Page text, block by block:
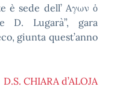
è sede dell’ Aγων ὁ
D. Lugarà”, gara
giunta quest’anno
D.S. CHIARA d’ALOJA